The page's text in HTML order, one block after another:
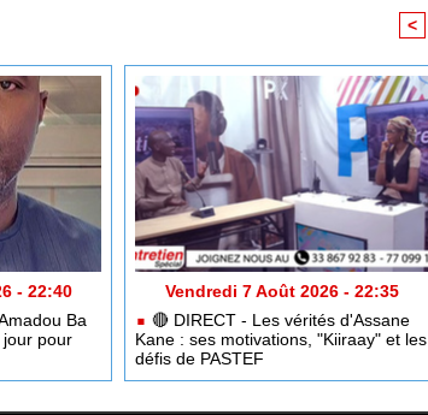
<
- 22:40
Ba
pour
Vendredi 7 Août 2026 - 22:35
🔴​ DIRECT - Les vérités d'Assane
Kane : ses motivations, "Kiiraay" et les
défis de PASTEF